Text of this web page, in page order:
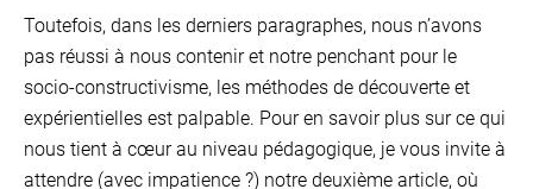
Toutefois, dans les derniers paragraphes, nous n’avons
pas réussi à nous contenir et notre penchant pour le
socio-constructivisme, les méthodes de découverte et
expérientielles est palpable. Pour en savoir plus sur ce qui
nous tient à cœur au niveau pédagogique, je vous invite à
attendre (avec impatience ?) notre deuxième article, où